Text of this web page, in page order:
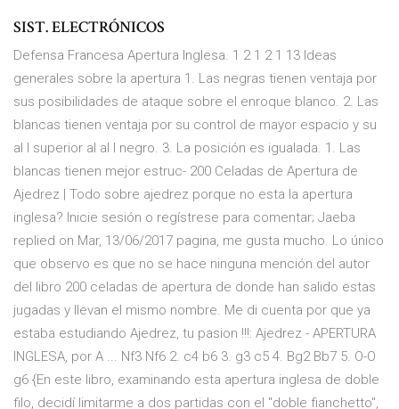
SIST. ELECTRÓNICOS
Defensa Francesa Apertura Inglesa. 1 2 1 2 1 13 Ideas
generales sobre la apertura 1. Las negras tienen ventaja por
sus posibilidades de ataque sobre el enroque blanco. 2. Las
blancas tienen ventaja por su control de mayor espacio y su
al l superior al al l negro. 3. La posición es igualada. 1. Las
blancas tienen mejor estruc- 200 Celadas de Apertura de
Ajedrez | Todo sobre ajedrez porque no esta la apertura
inglesa? Inicie sesión o regístrese para comentar; Jaeba
replied on Mar, 13/06/2017 pagina, me gusta mucho. Lo único
que observo es que no se hace ninguna mención del autor
del libro 200 celadas de apertura de donde han salido estas
jugadas y llevan el mismo nombre. Me di cuenta por que ya
estaba estudiando Ajedrez, tu pasion !!!: Ajedrez - APERTURA
INGLESA, por A ... Nf3 Nf6 2. c4 b6 3. g3 c5 4. Bg2 Bb7 5. O-O
g6 {En este libro, examinando esta apertura inglesa de doble
filo, decidí limitarme a dos partidas con el "doble fianchetto",